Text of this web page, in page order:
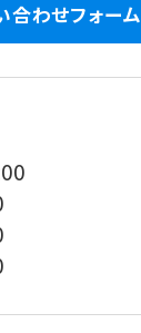
合わせフォーム